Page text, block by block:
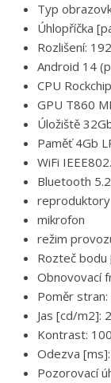
Typ
Úhlopříčka
Rozlišení:
Android 14
CPU
GPU T860
Úložiště
Paměť 4Gb
WiFi
Bluetooth 5.2
reproduktory
mikrofon
režim
Rozteč bodu
Obnovovací
Poměr stran:
Jas [cd/m2]:
Kontrast:
Odezva
Pozorovací